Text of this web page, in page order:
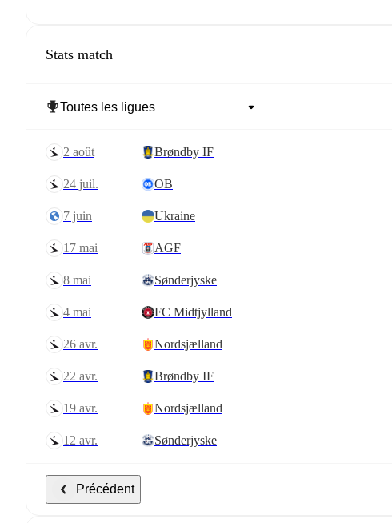
Stats match
2 août Brøndby IF
24 juil. OB
7 juin Ukraine
17 mai AGF
8 mai Sønderjyske
4 mai FC Midtjylland
26 avr. Nordsjælland
22 avr. Brøndby IF
19 avr. Nordsjælland
12 avr. Sønderjyske
Précédent